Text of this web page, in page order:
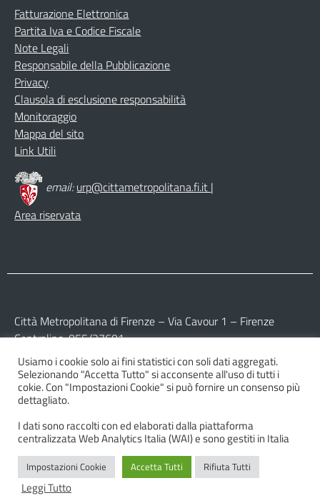
Fatturazione Elettronica
Partita Iva e Codice Fiscale
Note Legali
Responsabile della Pubblicazione
Privacy
Clausola di esclusione responsabilità
Monitoraggio
Mappa del sito
Link Utili
email:urp@cittametropolitana.fi.it |
Area riservata
Città Metropolitana di Firenze – Via Cavour 1 – Firenze
Centralino: 055/27601
Partita IVA: 017 09 77 04 89
Codice Fiscale: 800 16 45 04 80
© 2026 Città Metropolitana di Firenze
Usiamo i cookie solo ai fini statistici con soli dati aggregati.
Selezionando "Accetta Tutto" si acconsente all'uso di tutti i
cokie. Con "Impostazioni Cookie" si può fornire un consenso più
dettagliato.
I dati sono raccolti con ed elaborati dalla piattaforma
centralizzata Web Analytics Italia (WAI) e sono gestiti in Italia
Impostazioni Cookie Accetta Tutti Rifiuta Tutti
Leggi Tutto